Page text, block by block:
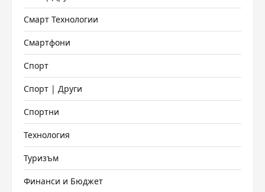
Смарт Технологии
Смартфони
Спорт
Спорт | Други
Спортни
Технология
Туризъм
Финанси и Бюджет